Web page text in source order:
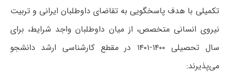
تکمیلی با هدف پاسخگویی به تقاضای داوطلبان ایرانی و تربیت
نیروی انسانی متخصص، از میان داوطلبان واجد شرایط، برای
سال تحصیلی ۱۴۰۰-۱۴۰۱ در مقطع کارشناسی ارشد دانشجو
می‌پذیرند: